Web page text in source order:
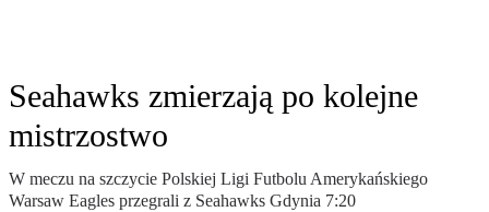
Seahawks zmierzają po kolejne
mistrzostwo
W meczu na szczycie Polskiej Ligi Futbolu Amerykańskiego
Warsaw Eagles przegrali z Seahawks Gdynia 7:20